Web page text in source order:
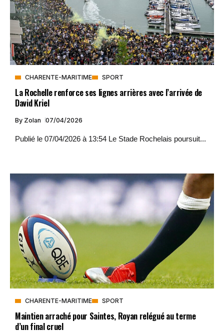
CHARENTE-MARITIME SPORT
La Rochelle renforce ses lignes arrières avec l’arrivée de
David Kriel
By Zolan 07/04/2026
Publié le 07/04/2026 à 13:54 Le Stade Rochelais poursuit...
CHARENTE-MARITIME SPORT
Maintien arraché pour Saintes, Royan relégué au terme
d’un final cruel